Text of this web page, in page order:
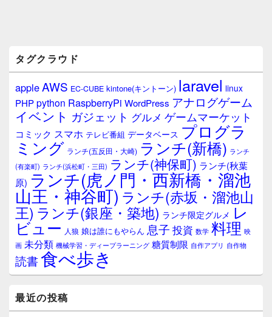
タグクラウド
appleAWS EC-CUBE kintone(キントーン) laravel linux
PHPpython RaspberryPi WordPress アナログゲーム
イベント ガジェット グルメ ゲームマーケット
コミック スマホ テレビ番組 データベース プログラ
ミング ランチ(五反田・大崎) ランチ(新橋) ランチ
(有楽町) ランチ(浜松町・三田) ランチ(神保町) ランチ(秋葉
原) ランチ(虎ノ門・西新橋・溜池
山王・神谷町) ランチ(赤坂・溜池山
王) ランチ(銀座・築地) ランチ限定グルメ レ
ビュー 人狼 娘は誰にもやらん 息子 投資 数学 料理 映
画 未分類 機械学習・ディープラーニング 糖質制限 自作アプリ 自作物
読書食べ歩き
最近の投稿